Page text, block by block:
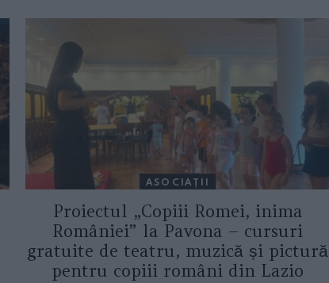
ASOCIAŢII
Proiectul „Copiii Romei, inima
României” la Pavona – cursuri
gratuite de teatru, muzică și pictură
pentru copiii români din Lazio